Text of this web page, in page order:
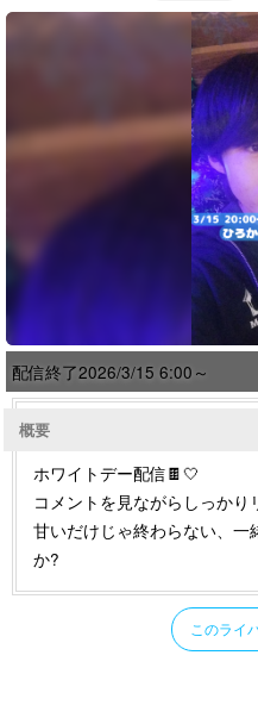
配信終了2026/3/15 6:00～
概要
ホワイトデー配信🍫︎🤍
コメントを見ながらしっかり
甘いだけじゃ終わらない、
か?
このライ